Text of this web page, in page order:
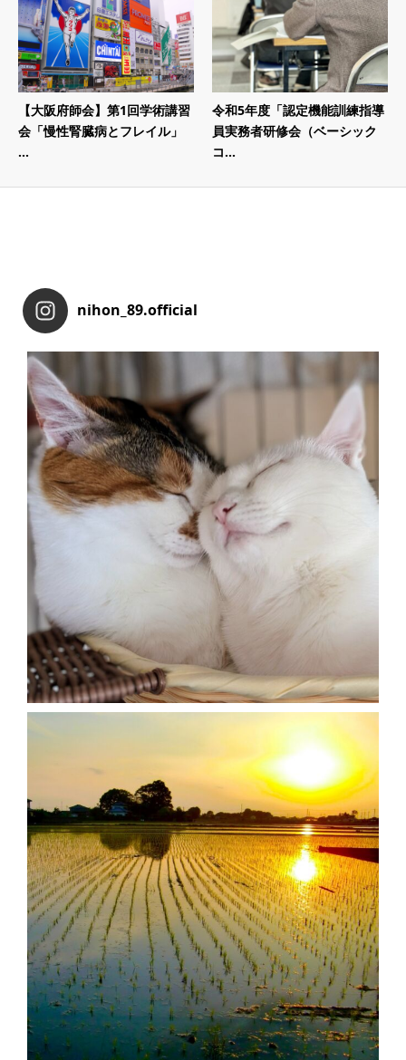
【大阪府師会】第1回学術講習
会「慢性腎臓病とフレイル」
...
令和5年度「認定機能訓練指導
員実務者研修会（ベーシック
コ...
nihon_89.official